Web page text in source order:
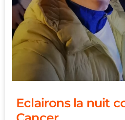
Eclairons la nuit